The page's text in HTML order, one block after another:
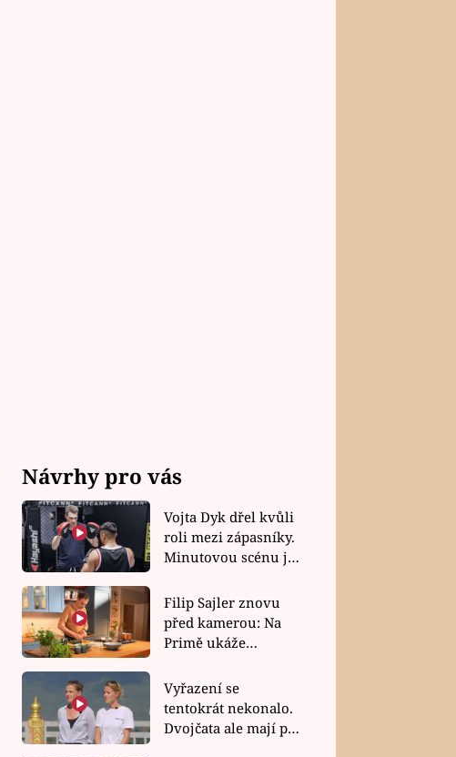
Návrhy pro vás
Vojta Dyk dřel kvůli
roli mezi zápasníky.
Minutovou scénu jel
Filip Sajler znovu
před kamerou: Na
Primě ukáže
rychlé recepty
Vyřazení se
tentokrát nekonalo.
Dvojčata ale mají po